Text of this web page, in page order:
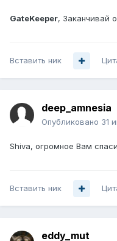
GateKeeper, Заканчивай
Вставить ник
deep_amnesia
Опубликовано 31
Shiva, огромное Вам
Вставить ник
eddy_mut